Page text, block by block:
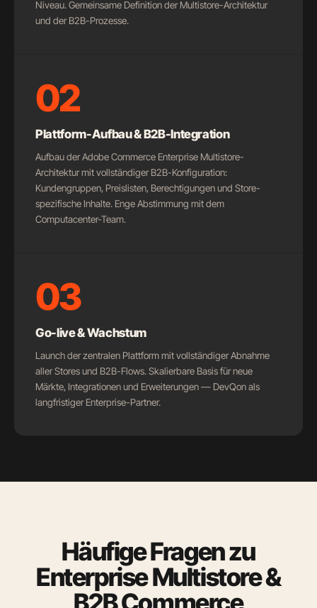
Niveau. Gemeinsame Definition der Multistore-Architektur
und der B2B-Prozesse.
02
Plattform-Aufbau & B2B-Integration
Aufbau der Adobe Commerce Enterprise Multistore-
Architektur mit vollständiger B2B-Konfiguration:
Kundengruppen, Preislisten, Berechtigungen und Store-
spezifische Inhalte. Enge Abstimmung mit dem
Computacenter-Team.
03
Go-live & Wachstum
Launch der zentralen Plattform mit vollständiger Abnahme
aller Stores und B2B-Flows. Skalierbare Basis für neue
Märkte, Integrationen und Erweiterungen — DevQon als
langfristiger Enterprise-Partner.
Häufige Fragen zu
Enterprise Multistore &